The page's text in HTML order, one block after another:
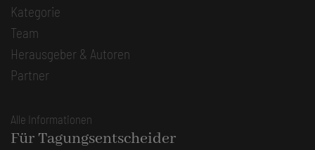
Kategorie
Team
Herausgeber & Autoren
Partner
Alle Informationen
Für Tagungsentscheider